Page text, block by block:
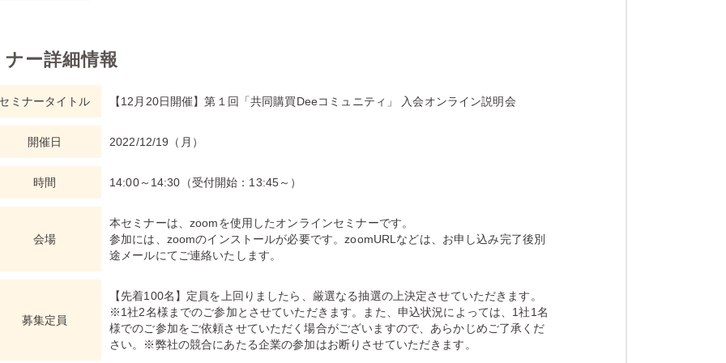
ナー詳細情報
ミナータイトル 【12月20日開催】第１回「共同購買Deeコミュニティ」 入会オンライン説明会
開催日 2022/12/19（月）
時間 14:00～14:30（受付開始：13:45～）
会場
本セミナーは、zoomを使用したオンラインセミナーです。
参加には、zoomのインストールが必要です。zoomURLなどは、お申し込み完了後別
途メールにてご連絡いたします。
募集定員
【先着100名】定員を上回りましたら、厳選なる抽選の上決定させていただきます。
※1社2名様までのご参加とさせていただきます。また、申込状況によっては、1社1名
様でのご参加をご依頼させていただく場合がございますので、あらかじめご了承くだ
さい。※弊社の競合にあたる企業の参加はお断りさせていただきます。